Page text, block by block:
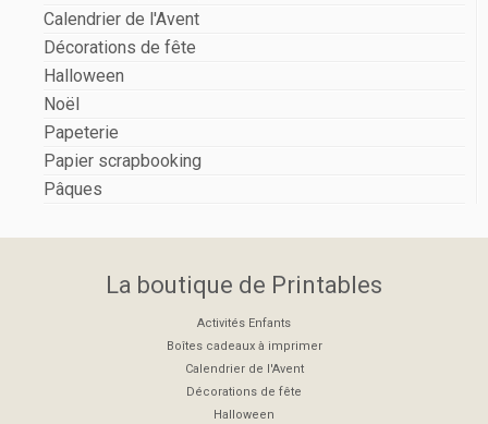
Calendrier de l'Avent
Décorations de fête
Halloween
Noël
Papeterie
Papier scrapbooking
Pâques
La boutique de Printables
Activités Enfants
Boîtes cadeaux à imprimer
Calendrier de l'Avent
Décorations de fête
Halloween